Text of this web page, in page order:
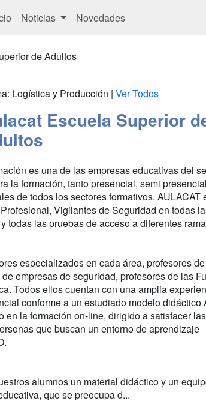
Noticias Novedades
de Adultos
Logística y Producción | Ver Todos
Escuela Superior
es una de las empresas educativas del
la formación, tanto presencial, semi
de todos los sectores formativos. AULACAT
Vigilantes de Seguridad en todas
todas las pruebas de acceso a diferentes
especializados en cada área, profesores
empresas de seguridad, profesores de las
Todos ellos cuentan con una amplia
conforme a un estudiado modelo didáctico
en la formación on-line, dirigido a satisfacer las
que buscan un entorno de aprendizaje
alumnos un material didáctico y un
que se preocupa d...